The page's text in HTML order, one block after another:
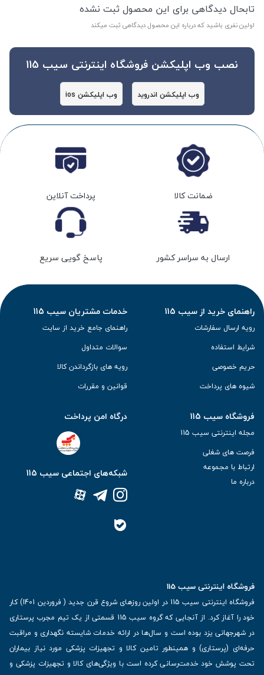
تابحال دیدگاهی برای این محصول ثبت نشده
اولین نفری باشید که درباره این محصول دیدگاهی ثبت میکند
نصب وب اپلیکشن فروشگاه اینترنتی سیب 115
وب اپلیکشن اندروید وب اپلیکشن ios
ضمانت کالا پرداخت آنلاین
ارسال به سراسر کشور پاسخ گویی سریع
راهنمای خرید از سیب 115
رویه ارسال سفارشات
شرایط استفاده
حریم خصوصی
شیوه های پرداخت
خدمات مشتریان سیب 115
راهنمای جامع خرید از سایت
سوالات متداول
رویه های بازگرداندن کالا
قوانین و مقررات
فروشگاه سیب 115
مجله اینترنتی سیب 115
فرصت های شغلی
ارتباط با مجموعه
درباره ما
درگاه امن پرداخت
شبکه‌های اجتماعی سیب 115
فروشگاه اینترنتی سیب 115
فروشگاه اینترنتی سیب 115 در اولین روزهای شروع قرن جدید ( فروردین 1401) کار
خود را آغاز کرد. از آنجایی که گروه سیب 115 قسمتی از یک تیم مجرب پرستاری
در شهرجهانی یزد بوده است و سال‌ها در ارائه خدمات شایسته نگهداری و مراقبت
حرفه‌ای (پرستاری) و همینطور تامین کالا و تجهیزات پزشکی مورد نیاز بیماران
تحت پوشش خود خدمت‌رسانی کرده است با ویژگی‌های کالا و تجهیزات پزشکی و